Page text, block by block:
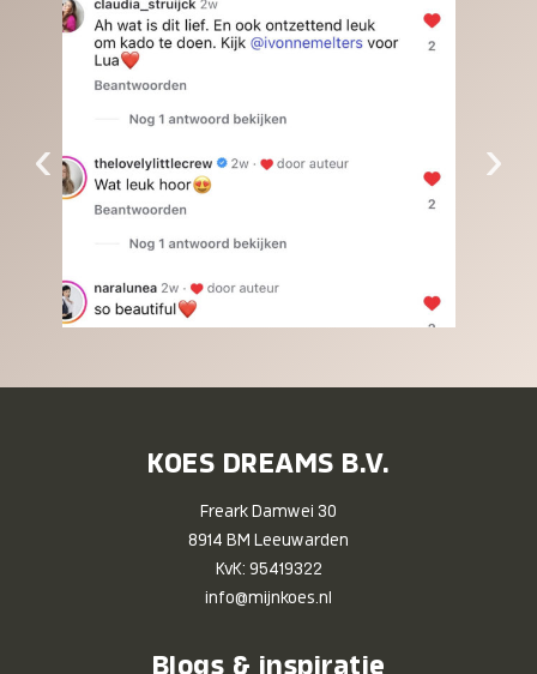
‹ ›
KOES DREAMS B.V.
Freark Damwei 30
8914 BM Leeuwarden
KvK: 95419322
info@mijnkoes.nl
Blogs & inspiratie